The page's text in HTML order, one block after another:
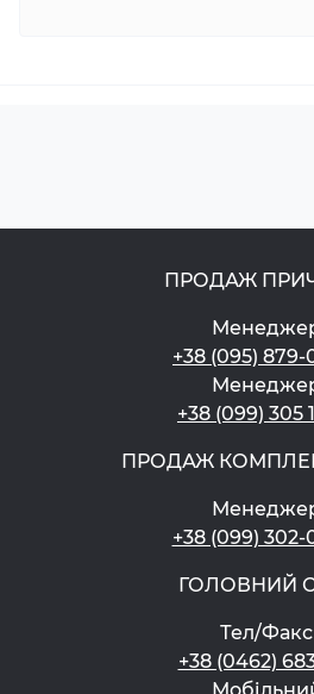
ПРОДАЖ
+38 (095) 879-
+38 (099) 305
ПРОДАЖ
+38 (099) 302-
ГОЛОВНИЙ
Тел/Факс
+38 (0462)